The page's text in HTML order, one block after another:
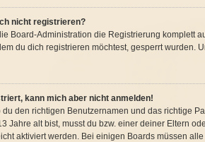
nicht registrieren?
Board-Administration die Registrierung komplett
du dich registrieren möchtest, gesperrt wurden.
kann mich aber nicht anmelden!
du den richtigen Benutzernamen und das richtige
Jahre alt bist, musst du bzw. einer deiner Eltern
aktiviert werden. Bei einigen Boards müssen